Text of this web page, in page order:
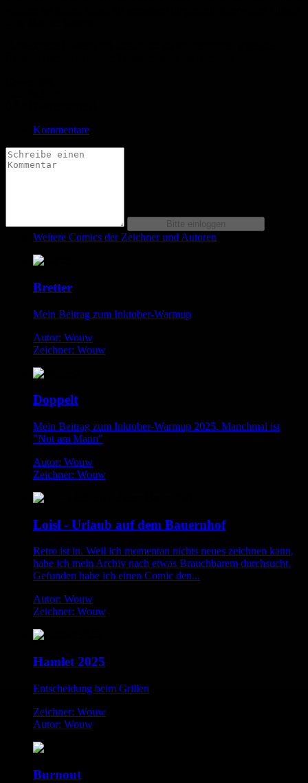
Kommentare
Weitere Comics der Zeichner und Autoren
Bretter
Mein Beitrag zum Inktober-Warmup
Autor: Wouw
Zeichner: Wouw
Doppelt
Mein Beitrag zum Inktober-Warmup 2025. Manchmal ist
"Not am Mann"
Autor: Wouw
Zeichner: Wouw
Loisl - Urlaub auf dem Bauernhof
Retro ist in. Weil ich momentan nichts neues zeichnen kann,
habe ich mein Archiv nach etwas Brauchbarem durchsucht.
Gefunden habe ich einen Comic den...
Autor: Wouw
Zeichner: Wouw
Hamlet 2025
Entscheidung beim Grillen
Zeichner: Wouw
Autor: Wouw
Burnout